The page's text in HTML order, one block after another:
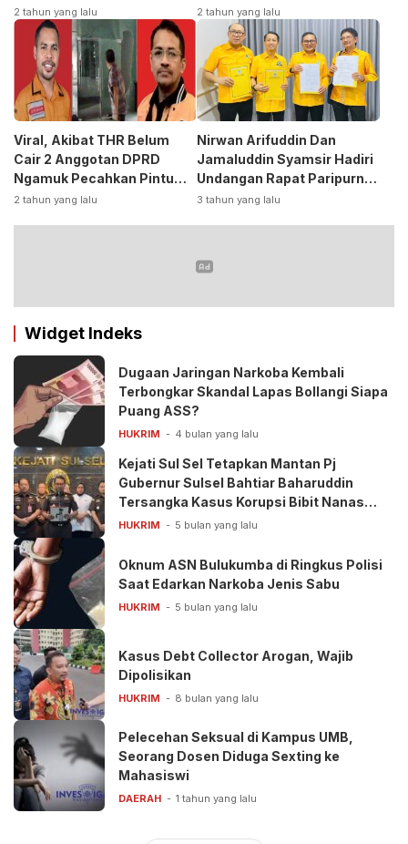
Kasus Korupsi
2 tahun yang lalu
Ambil Formulir Bakal Calon
Bupati ke PKB
2 tahun yang lalu
Viral, Akibat THR Belum
Cair 2 Anggotan DPRD
Ngamuk Pecahkan Pintu
Kaca Kantor
2 tahun yang lalu
Nirwan Arifuddin Dan
Jamaluddin Syamsir Hadiri
Undangan Rapat Paripurna
DPP Partai
3 tahun yang lalu
Widget Indeks
Dugaan Jaringan Narkoba Kembali
Terbongkar Skandal Lapas Bollangi Siapa
Puang ASS?
HUKRIM 4 bulan yang lalu
Kejati Sul Sel Tetapkan Mantan Pj
Gubernur Sulsel Bahtiar Baharuddin
Tersangka Kasus Korupsi Bibit Nanas
Rp50 Miliar
HUKRIM 5 bulan yang lalu
Oknum ASN Bulukumba di Ringkus Polisi
Saat Edarkan Narkoba Jenis Sabu
HUKRIM 5 bulan yang lalu
Kasus Debt Collector Arogan, Wajib
Dipolisikan
HUKRIM 8 bulan yang lalu
Pelecehan Seksual di Kampus UMB,
Seorang Dosen Diduga Sexting ke
Mahasiswi
DAERAH 1 tahun yang lalu